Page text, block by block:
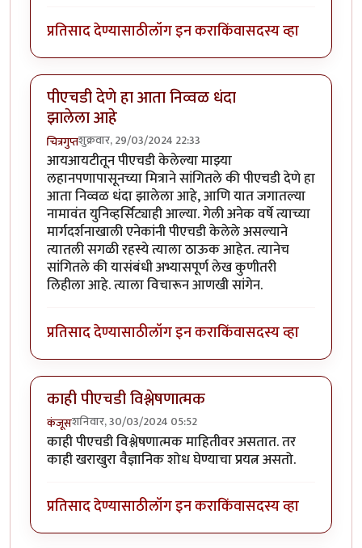
प्रतिसाद देण्यासाठीलॉग इन कराकिंवासदस्य व्हा
पीएचडी देणे हा आता निव्वळ धंदा
झालेला आहे
चित्रगुप्तशुक्रवार, 29/03/2024 22:33
आयआयटीतून पीएचडी केलेल्या माझ्या
लहानपणापासूनच्या मित्राने सांगितले की पीएचडी देणे हा
आता निव्वळ धंदा झालेला आहे, आणि यात जगातल्या
नामावंत युनिव्हर्सिट्याही आल्या. गेली अनेक वर्षे त्याच्या
मार्गदर्शनाखाली एनेकांनी पीएचडी केलेले असल्याने
त्यातली सगळी रहस्ये त्याला ठाऊक आहेत. त्यानेच
सांगितले की यासंबंधी अभ्यासपूर्ण लेख कुणीतरी
लिहीला आहे. त्याला विचारून आणखी सांगेन.
प्रतिसाद देण्यासाठीलॉग इन कराकिंवासदस्य व्हा
काही पीएचडी विश्लेषणात्मक
कंजूसशनिवार, 30/03/2024 05:52
काही पीएचडी विश्लेषणात्मक माहितीवर असतात. तर
काही खराखुरा वैज्ञानिक शोध घेण्याचा प्रयत्न असतो.
प्रतिसाद देण्यासाठीलॉग इन कराकिंवासदस्य व्हा